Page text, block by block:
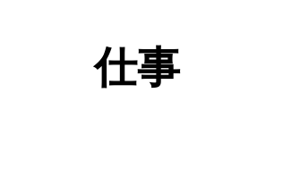
仕事